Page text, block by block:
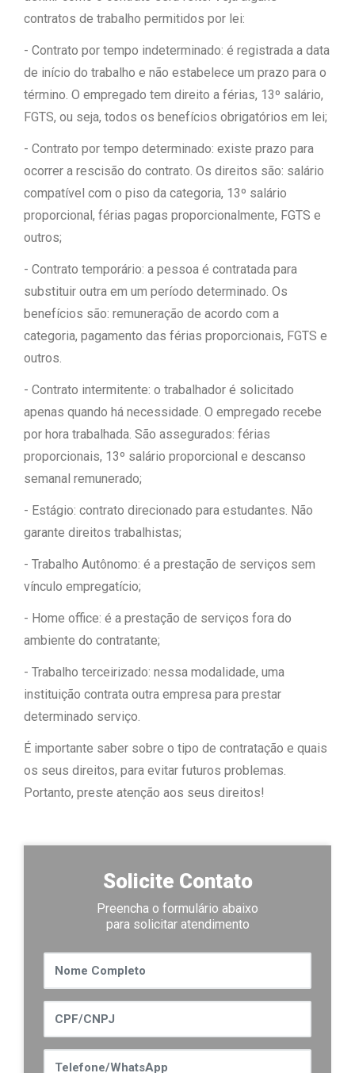
contratos de trabalho permitidos por lei:
- Contrato por tempo indeterminado: é registrada a data
de início do trabalho e não estabelece um prazo para o
término. O empregado tem direito a férias, 13º salário,
FGTS, ou seja, todos os benefícios obrigatórios em lei;
- Contrato por tempo determinado: existe prazo para
ocorrer a rescisão do contrato. Os direitos são: salário
compatível com o piso da categoria, 13º salário
proporcional, férias pagas proporcionalmente, FGTS e
outros;
- Contrato temporário: a pessoa é contratada para
substituir outra em um período determinado. Os
benefícios são: remuneração de acordo com a
categoria, pagamento das férias proporcionais, FGTS e
outros.
- Contrato intermitente: o trabalhador é solicitado
apenas quando há necessidade. O empregado recebe
por hora trabalhada. São assegurados: férias
proporcionais, 13º salário proporcional e descanso
semanal remunerado;
- Estágio: contrato direcionado para estudantes. Não
garante direitos trabalhistas;
- Trabalho Autônomo: é a prestação de serviços sem
vínculo empregatício;
- Home office: é a prestação de serviços fora do
ambiente do contratante;
- Trabalho terceirizado: nessa modalidade, uma
instituição contrata outra empresa para prestar
determinado serviço.
É importante saber sobre o tipo de contratação e quais
os seus direitos, para evitar futuros problemas.
Portanto, preste atenção aos seus direitos!
Solicite Contato
Preencha o formulário abaixo
para solicitar atendimento